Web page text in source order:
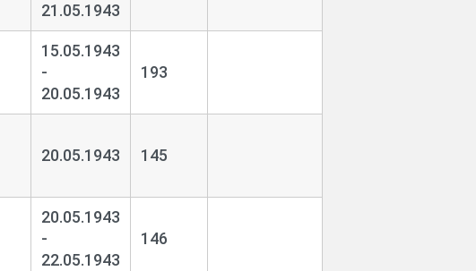
21.05.1943
15.05.1943
-
20.05.1943
193
20.05.1943 145
20.05.1943
-
22.05.1943
146